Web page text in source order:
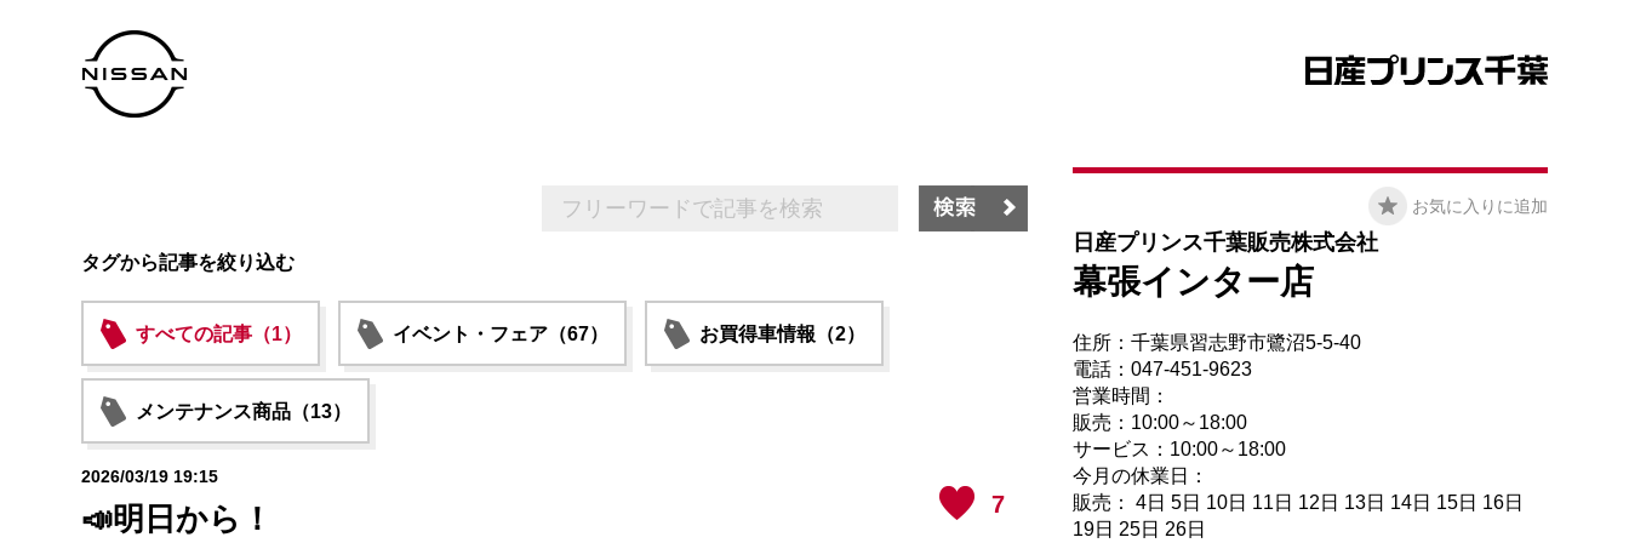
タグから記事を絞り込む
すべての記事（1） イベント・フェア（67） お買得車情報（2）
メンテナンス商品（13）
7
2026/03/19 19:15
📣明日から！
お気に入りに追加
日産プリンス千葉販売株式会社
幕張インター店
住所：千葉県習志野市鷺沼5-5-40
電話：047-451-9623
営業時間：
販売：10:00～18:00
サービス：10:00～18:00
今月の休業日：
販売： 4日 5日 10日 11日 12日 13日 14日 15日 16日
19日 25日 26日